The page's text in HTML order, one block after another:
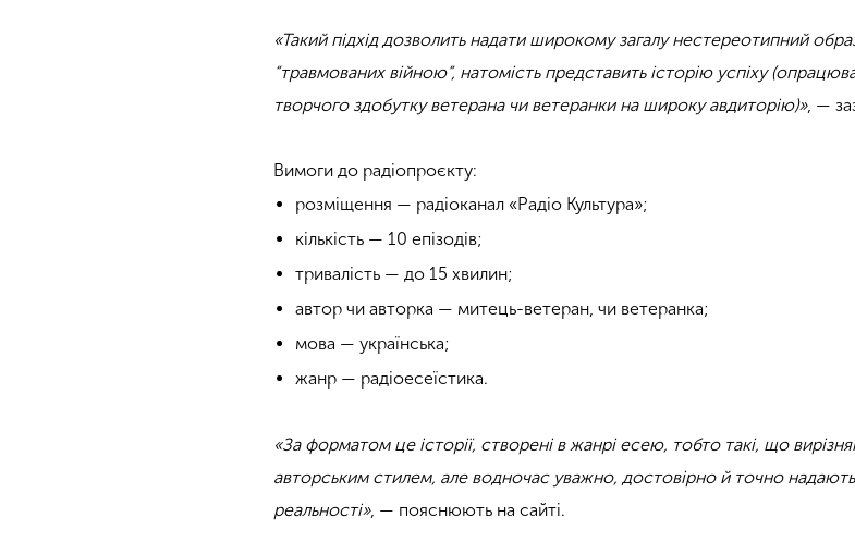
«Такий підхід дозволить надати широкому загалу нестереотипний
“травмованих війною”, натомість представить історію успіху
творчого здобутку ветерана чи ветеранки на широку авдиторію)», —
Вимоги до радіопроєкту:
розміщення — радіоканал «Радіо Культура»;
кількість — 10 епізодів;
тривалість — до 15 хвилин;
автор чи авторка — митець-ветеран, чи ветеранка;
мова — українська;
жанр — радіоесеїстика.
«За форматом це історії, створені в жанрі есею, тобто такі, що
авторським стилем, але водночас уважно, достовірно й точно
реальності», — пояснюють на сайті.